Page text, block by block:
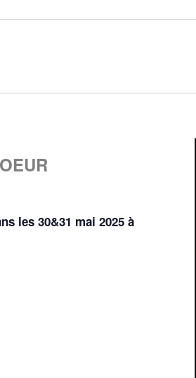
les 30&31 mai 2025 à